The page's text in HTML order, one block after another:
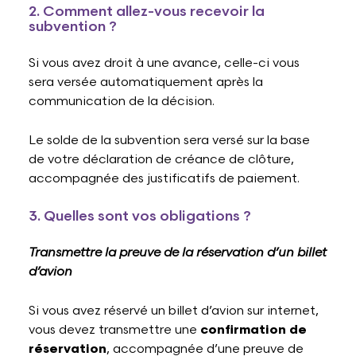
2. Comment allez-vous recevoir la
subvention ?
Si vous avez droit à une avance, celle-ci vous
sera versée automatiquement après la
communication de la décision.
Le solde de la subvention sera versé sur la base
de votre déclaration de créance de clôture,
accompagnée des justificatifs de paiement.
3. Quelles sont vos obligations ?
Transmettre la preuve de la réservation d’un billet
d’avion
Si vous avez réservé un billet d’avion sur internet,
vous devez transmettre une confirmation de
réservation, accompagnée d’une preuve de